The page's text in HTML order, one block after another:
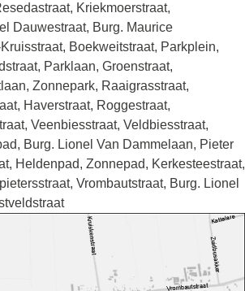
Kriekmoerstraat,
Dauwestraat, Burg. Maurice
Boekweitstraat, Parkplein,
Parklaan, Groenstraat,
Zonnepark, Raaigrasstraat,
Haverstraat, Roggestraat,
Veenbiesstraat, Veldbiesstraat,
Burg. Lionel Van Dammelaan, Pieter
Heldenpad, Zonnepad, Kerkesteestraat,
Vrombautstraat, Burg. Lionel